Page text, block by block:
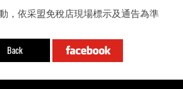
，依采盟免稅店現場標示及通告為準
Back